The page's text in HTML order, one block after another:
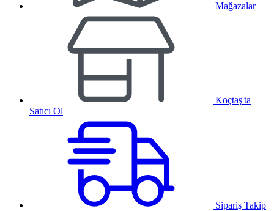
Mağazalar
Koçtaş'ta
Satıcı Ol
Sipariş Takip